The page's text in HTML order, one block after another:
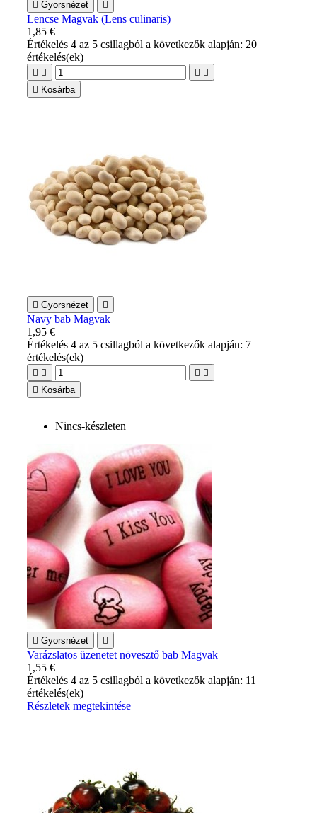
 Gyorsnézet 
Lencse Magvak (Lens culinaris)
1,85 €
Értékelés4 az 5 csillagból a következők alapján: 20
értékelés(ek)
   
 Kosárba
 Gyorsnézet 
Navy bab Magvak
1,95 €
Értékelés4 az 5 csillagból a következők alapján: 7
értékelés(ek)
   
 Kosárba
Nincs-készleten
 Gyorsnézet 
Varázslatos üzenetet növesztő bab Magvak
1,55 €
Értékelés4 az 5 csillagból a következők alapján: 11
értékelés(ek)
Részletek megtekintése